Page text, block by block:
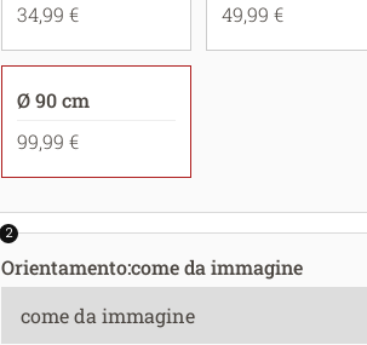
34,99 €
49,99 €
Ø 90 cm
99,99 €
2
Orientamento:come da immagine